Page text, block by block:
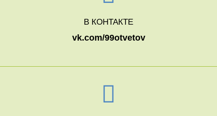
В КОНТАКТЕ
vk.com/99otvetov